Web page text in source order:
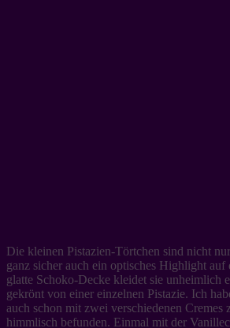
Die kleinen Pistazien-Törtchen sind nicht
ganz sicher auch ein optisches Highlight
glatte Schoko-Decke kleidet sie unheimlich
gekrönt von einer einzelnen Pistazie. Ich
auch schon mit zwei verschiedenen Cremes
himmlisch befunden. Einmal mit der